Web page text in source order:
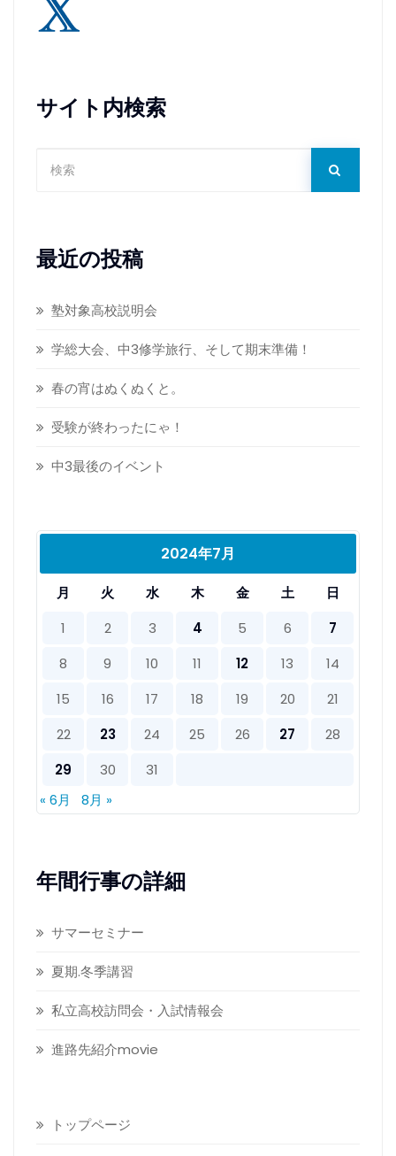
サイト内検索
最近の投稿
塾対象高校説明会
学総大会、中3修学旅行、そして期末準備！
春の宵はぬくぬくと。
受験が終わったにゃ！
中3最後のイベント
2024年7月
月 火 水 木 金 土
日
1
2 3 4 5 6
7
8
9 10 11 12 13
14
15
16 17 18 19 20
21
22
23 24 25 26 27
28
29
30
31
« 6月
8月 »
年間行事の詳細
サマーセミナー
夏期.冬季講習
私立高校訪問会・入試情報会
進路先紹介movie
トップページ